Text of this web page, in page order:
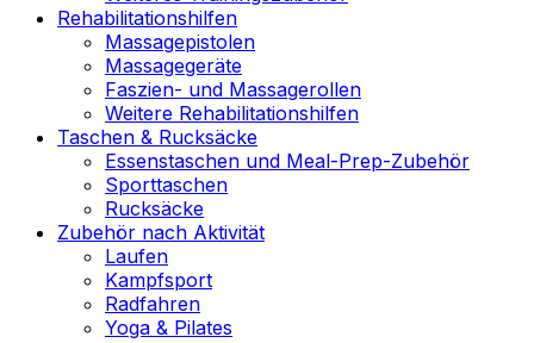
Rehabilitationshilfen
Massagepistolen
Massagegeräte
Faszien- und Massagerollen
Weitere Rehabilitationshilfen
Taschen & Rucksäcke
Essenstaschen und Meal-Prep-Zubehör
Sporttaschen
Rucksäcke
Zubehör nach Aktivität
Laufen
Kampfsport
Radfahren
Yoga & Pilates